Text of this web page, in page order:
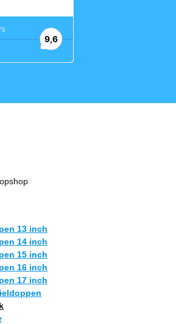
13 inch
14 inch
15 inch
16 inch
17 inch